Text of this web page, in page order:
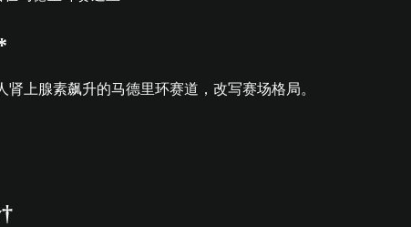
上腺素飙升的马德里环赛道，改写赛场格局。